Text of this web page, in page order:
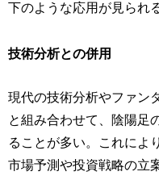
下のような応用が見られ
技術分析との併用
現代の技術分析やファン
と組み合わせて、陰陽足
ることが多い。これによ
市場予測や投資戦略の立